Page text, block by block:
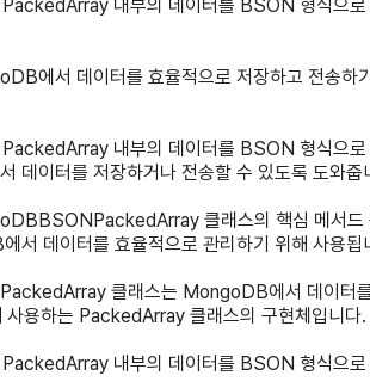
내부의 데이터를 BSON 형식으로
에서 데이터를 효율적으로 저장하고 전송하
내부의 데이터를 BSON 형식으로
데이터를 저장하거나 전송할 수 있도록 도와줍
클래스의 핵심 메서드
서 데이터를 효율적으로 관리하기 위해 사용됩
클래스는 MongoDB에서 데이터
사용하는 PackedArray 클래스의 구현체입니다.
내부의 데이터를 BSON 형식으로